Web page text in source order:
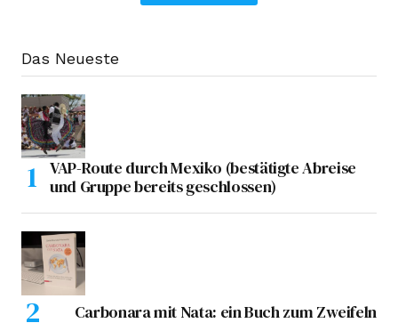
Das Neueste
VAP-Route durch Mexiko (bestätigte Abreise
und Gruppe bereits geschlossen)
Carbonara mit Nata: ein Buch zum Zweifeln